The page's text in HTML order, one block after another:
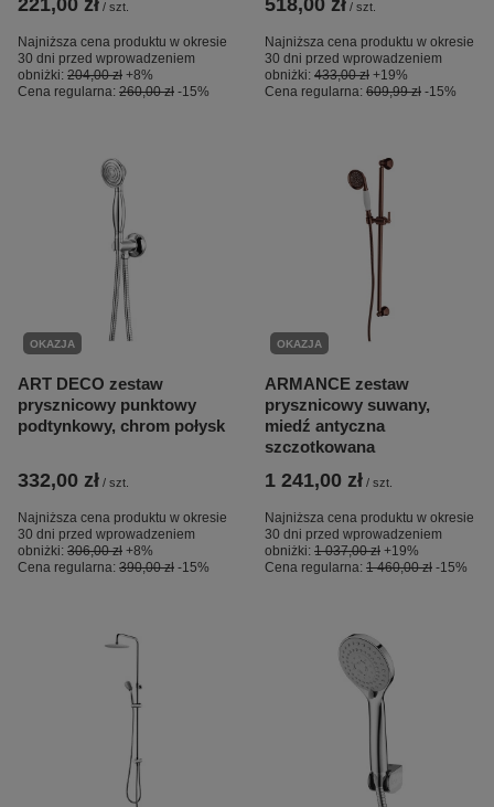
221,00 zł / szt.
Najniższa cena produktu w okresie
30 dni przed wprowadzeniem
obniżki: 204,00 zł +8%
Cena regularna: 260,00 zł -15%
518,00 zł / szt.
Najniższa cena produktu w okresie
30 dni przed wprowadzeniem
obniżki: 433,00 zł +19%
Cena regularna: 609,99 zł -15%
OKAZJA
ART DECO zestaw
prysznicowy punktowy
podtynkowy, chrom połysk
332,00 zł / szt.
Najniższa cena produktu w okresie
30 dni przed wprowadzeniem
obniżki: 306,00 zł +8%
Cena regularna: 390,00 zł -15%
OKAZJA
ARMANCE zestaw
prysznicowy suwany,
miedź antyczna
szczotkowana
1 241,00 zł / szt.
Najniższa cena produktu w okresie
30 dni przed wprowadzeniem
obniżki: 1 037,00 zł +19%
Cena regularna: 1 460,00 zł -15%